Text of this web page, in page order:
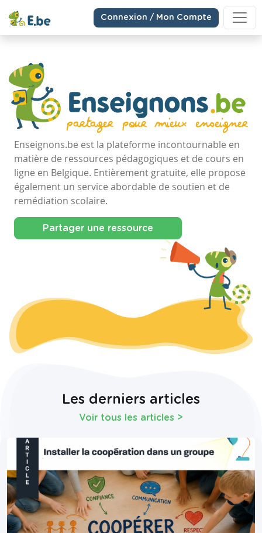
Connexion / Mon Compte
Enseignons.be est la plateforme incontournable en
matière de ressources pédagogiques et de cours en
ligne en Belgique. Entièrement gratuite, elle propose
également un service abordable de soutien et de
remédiation scolaire.
Partager une ressource
Les derniers articles
Voir tous les articles >